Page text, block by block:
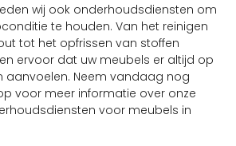
wij ook onderhoudsdiensten om
te houden. Van het reinigen
tot het opfrissen van stoffen
ervoor dat uw meubels er altijd op
aanvoelen. Neem vandaag nog
voor meer informatie over onze
voor meubels in